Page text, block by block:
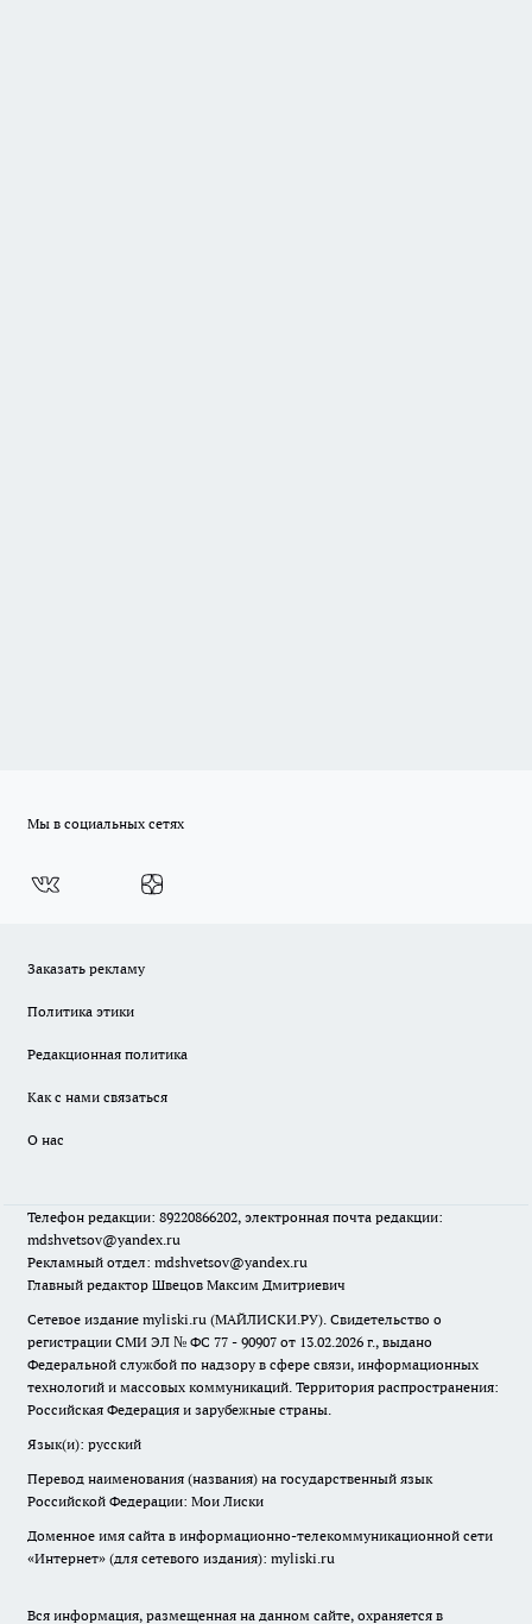
Мы в социальных сетях
Заказать рекламу
Политика этики
Редакционная политика
Как с нами связаться
О нас
Телефон редакции: 89220866202, электронная почта редакции:
mdshvetsov@yandex.ru
Рекламный отдел: mdshvetsov@yandex.ru
Главный редактор Швецов Максим Дмитриевич
Сетевое издание myliski.ru (МАЙЛИСКИ.РУ). Свидетельство о
регистрации СМИ ЭЛ № ФС 77 - 90907 от 13.02.2026 г., выдано
Федеральной службой по надзору в сфере связи, информационных
технологий и массовых коммуникаций. Территория распространения:
Российская Федерация и зарубежные страны.
Язык(и): русский
Перевод наименования (названия) на государственный язык
Российской Федерации: Мои Лиски
Доменное имя сайта в информационно-телекоммуникационной сети
«Интернет» (для сетевого издания): myliski.ru
Вся информация, размещенная на данном сайте, охраняется в